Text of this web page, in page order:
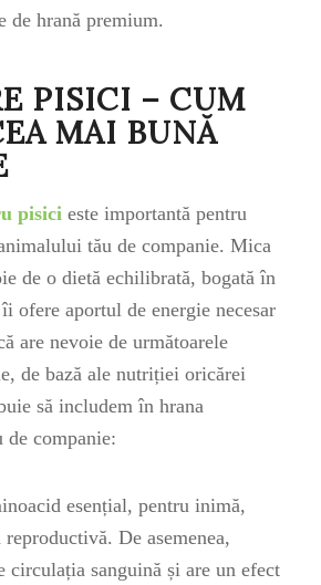
de hrană premium.
PISICI – CUM
MAI BUNĂ
pisici este importantă pentru
tău de companie. Mica
de o dietă echilibrată, bogată în
ofere aportul de energie necesar
are nevoie de următoarele
de bază ale nutriției oricărei
să includem în hrana
companie:
esențial, pentru inimă,
De asemenea,
circulația sanguină și are un efect